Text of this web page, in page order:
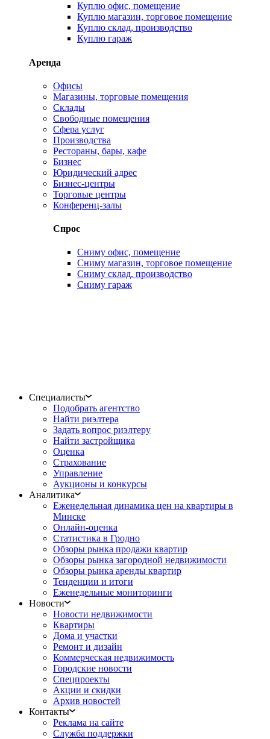
Куплю офис, помещение
Куплю магазин, торговое помещение
Куплю склад, производство
Куплю гараж
Аренда
Офисы
Магазины, торговые помещения
Склады
Свободные помещения
Сфера услуг
Производства
Рестораны, бары, кафе
Бизнес
Юридический адрес
Бизнес-центры
Торговые центры
Конференц-залы
Спрос
Сниму офис, помещение
Сниму магазин, торговое помещение
Сниму склад, производство
Сниму гараж
Специалисты
Подобрать агентство
Найти риэлтера
Задать вопрос риэлтеру
Найти застройщика
Оценка
Страхование
Управление
Аукционы и конкурсы
Аналитика
Еженедельная динамика цен на квартиры в
Минске
Онлайн-оценка
Статистика в Гродно
Обзоры рынка продажи квартир
Обзоры рынка загородной недвижимости
Обзоры рынка аренды квартир
Тенденции и итоги
Еженедельные мониторинги
Новости
Новости недвижимости
Квартиры
Дома и участки
Ремонт и дизайн
Коммерческая недвижимость
Городские новости
Спецпроекты
Акции и скидки
Архив новостей
Контакты
Реклама на сайте
Служба поддержки